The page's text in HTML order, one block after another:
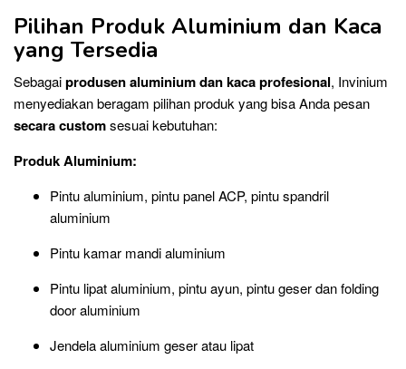
Pilihan Produk Aluminium dan Kaca
yang Tersedia
Sebagaiprodusen aluminium dan kaca profesional, Invinium
menyediakan beragam pilihan produk yang bisa Anda pesan
secara customsesuai kebutuhan:
Produk Aluminium:
Pintu aluminium, pintu panel ACP, pintu spandril
aluminium
Pintu kamar mandi aluminium
Pintu lipat aluminium, pintu ayun, pintu geser dan folding
door aluminium
Jendela aluminium geser atau lipat